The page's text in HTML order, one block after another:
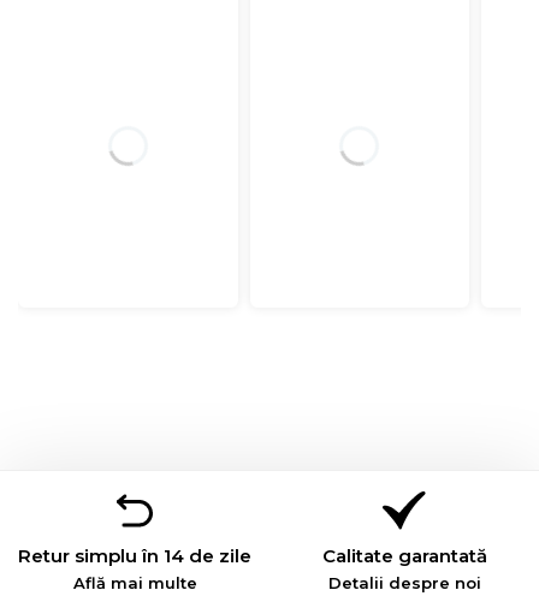
Retur simplu în 14 de zile
Află mai multe
Calitate garantată
Detalii despre noi